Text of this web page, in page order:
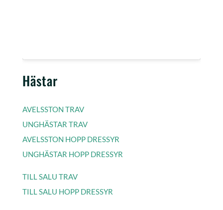
Hästar
AVELSSTON TRAV
UNGHÄSTAR TRAV
AVELSSTON HOPP DRESSYR
UNGHÄSTAR HOPP DRESSYR
TILL SALU TRAV
TILL SALU HOPP DRESSYR